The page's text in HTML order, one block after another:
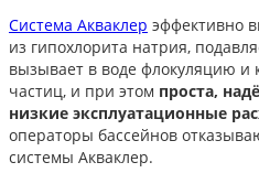
Система Акваклер эффективно
из гипохлорита натрия,
вызывает в воде флокуляцию и
частиц, и при этом проста,
низкие эксплуатационные
операторы бассейнов
системы Акваклер.